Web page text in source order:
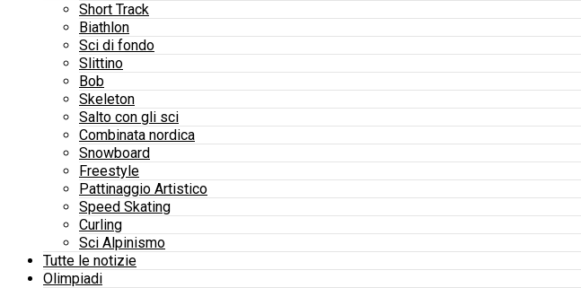
Short Track
Biathlon
Sci di fondo
Slittino
Bob
Skeleton
Salto con gli sci
Combinata nordica
Snowboard
Freestyle
Pattinaggio Artistico
Speed Skating
Curling
Sci Alpinismo
Tutte le notizie
Olimpiadi